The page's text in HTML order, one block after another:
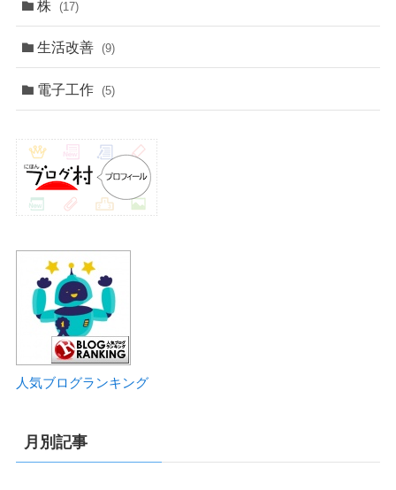
株 (17)
生活改善 (9)
電子工作 (5)
人気ブログランキング
月別記事